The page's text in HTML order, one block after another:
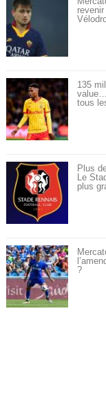
135
tous
Plus
Le
plus
?